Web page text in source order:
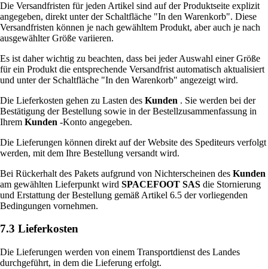
Die Versandfristen für jeden Artikel sind auf der Produktseite explizit
angegeben, direkt unter der Schaltfläche "In den Warenkorb". Diese
Versandfristen können je nach gewähltem Produkt, aber auch je nach
ausgewählter Größe variieren.
Es ist daher wichtig zu beachten, dass bei jeder Auswahl einer Größe
für ein Produkt die entsprechende Versandfrist automatisch aktualisiert
und unter der Schaltfläche "In den Warenkorb" angezeigt wird.
Die Lieferkosten gehen zu Lasten des Kunden . Sie werden bei der
Bestätigung der Bestellung sowie in der Bestellzusammenfassung in
Ihrem Kunden -Konto angegeben.
Die Lieferungen können direkt auf der Website des Spediteurs verfolgt
werden, mit dem Ihre Bestellung versandt wird.
Bei Rückerhalt des Pakets aufgrund von Nichterscheinen des Kunden
am gewählten Lieferpunkt wird SPACEFOOT SAS die Stornierung
und Erstattung der Bestellung gemäß Artikel 6.5 der vorliegenden
Bedingungen vornehmen.
7.3 Lieferkosten
Die Lieferungen werden von einem Transportdienst des Landes
durchgeführt, in dem die Lieferung erfolgt.